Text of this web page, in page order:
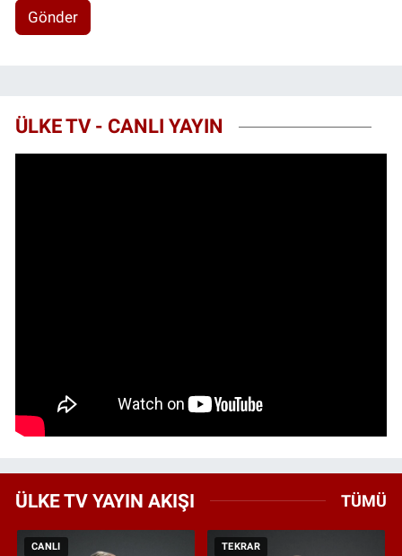
Gönder
ÜLKE TV - CANLI YAYIN
ÜLKE TV YAYIN AKIŞI TÜMÜ
CANLI TEKRAR